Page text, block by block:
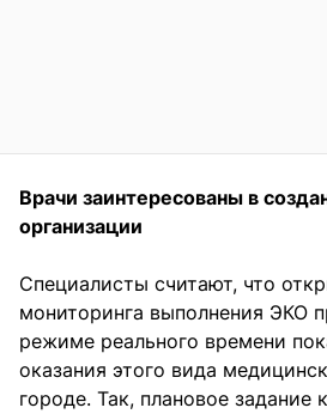
Врачи заинтересованы в
организации
Специалисты считают, что
мониторинга выполнения ЭКО
режиме реального времени
оказания этого вида
городе. Так, плановое задание